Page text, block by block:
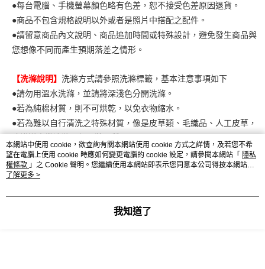
●每台電腦、手機螢幕顏色略有色差，恕不接受色差原因退貨。
●商品不包含規格說明以外或者是照片中搭配之配件。
●請留意商品內文說明、商品追加時間或特殊設計，避免發生商品與
您想像不同而產生預期落差之情形。
【洗滌說明】 洗滌方式請參照洗滌標籤，基本注意事項如下
●請勿用溫水洗滌，並請將深淺色分開洗滌。
●若為純棉材質，則不可烘乾，以免衣物縮水。
●若為難以自行清洗之特殊材質，像是皮草類、毛織品、人工皮草，
本網站中使用 cookie，欲查詢有關本網站使用 cookie 方式之詳情，及若您不希
望在電腦上使用 cookie 時應如何變更電腦的 cookie 設定，請參閱本網站「 隱私
權條款 」之 Cookie 聲明。您繼續使用本網站即表示您同意本公司得按本網站使
用條款之 Cookie 聲明使用 cookie。
了解更多 >
我知道了